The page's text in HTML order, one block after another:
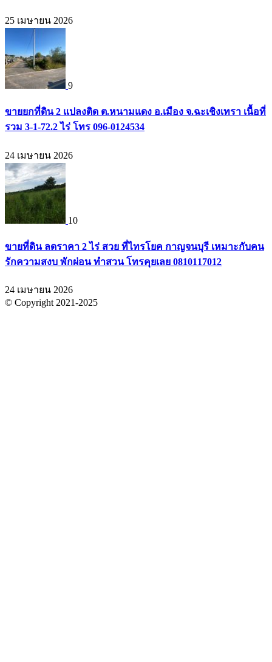
25 เมษายน 2026
9
ขายยกที่ดิน 2 แปลงติด ต.หนามแดง อ.เมือง จ.ฉะเชิงเทรา เนื้อที่
รวม 3-1-72.2 ไร่ โทร 096-0124534
24 เมษายน 2026
10
ขายที่ดิน ลดราคา 2 ไร่ สวย ที่ไทรโยค กาญจนบุรี เหมาะกับคน
รักความสงบ พักผ่อน ทำสวน โทรคุยเลย 0810117012
24 เมษายน 2026
© Copyright 2021-2025